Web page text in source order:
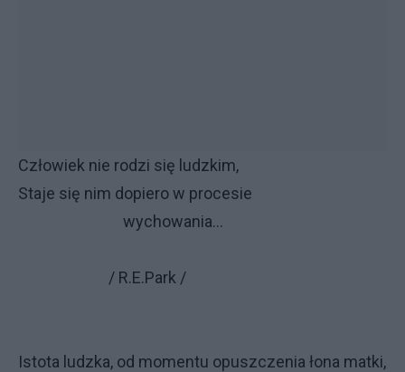
Człowiek nie rodzi się ludzkim,
Staje się nim dopiero w procesie
wychowania…
/ R.E.Park /
Istota ludzka, od momentu opuszczenia łona matki,